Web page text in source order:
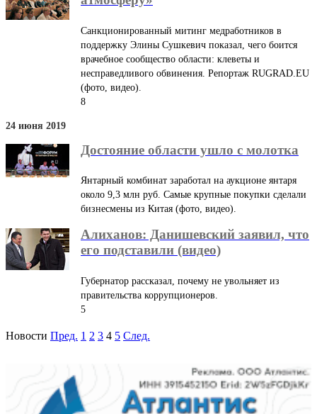
Санкционированный митинг медработников в
поддержку Элины Сушкевич показал, чего боится
врачебное сообщество области: клеветы и
несправедливого обвинения. Репортаж RUGRAD.EU
(фото, видео).
8
24 июня 2019
Достояние области ушло с молотка
Янтарный комбинат заработал на аукционе янтаря
около 9,3 млн руб. Самые крупные покупки сделали
бизнесмены из Китая (фото, видео).
Алиханов: Данишевский заявил, что
его подставили (видео)
Губернатор рассказал, почему не увольняет из
правительства коррупционеров.
5
Новости Пред. 1 2 3 4 5 След.